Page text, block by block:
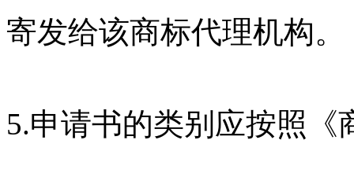
寄发给该商标代理机构。
5.申请书的类别应按照